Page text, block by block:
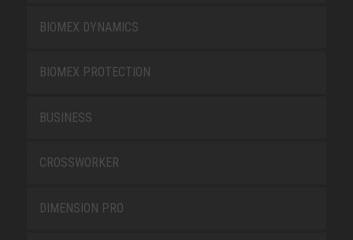
BIOMEX DYNAMICS
BIOMEX PROTECTION
BUSINESS
CROSSWORKER
DIMENSION PRO